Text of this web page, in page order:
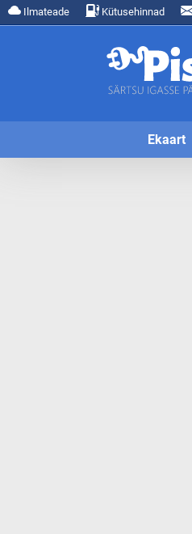
Ilmateade Kütusehinnad
Ekaart